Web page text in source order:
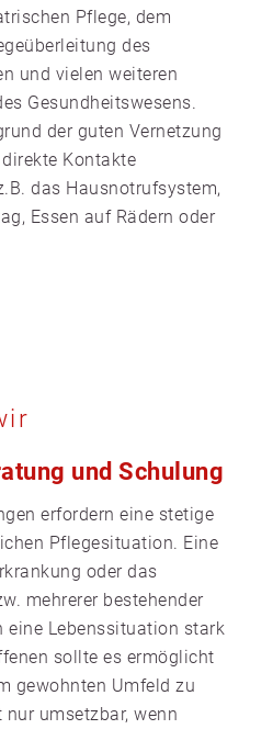
Pflege, dem
des
und vielen weiteren
Gesundheitswesens.
der guten Vernetzung
Kontakte
das Hausnotrufsystem,
Essen auf Rädern oder
und Schulung
erfordern eine stetige
Pflegesituation. Eine
oder das
mehrerer bestehender
eine Lebenssituation stark
sollte es ermöglicht
gewohnten Umfeld zu
umsetzbar, wenn